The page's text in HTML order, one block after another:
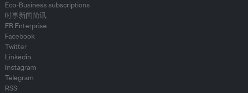
Eco-Business subscriptions
时事新闻简讯
EB Enterprise
Facebook
Twitter
Linkedin
Instagram
Telegram
RSS